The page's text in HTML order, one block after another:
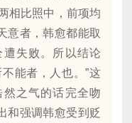
相比照中，前项均
意者，韩愈都能取
失败。所以结论
能者，人也。”这
之气的话完全吻
和强调韩愈受到贬